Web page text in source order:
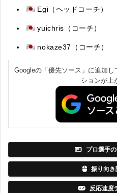
Egi（ヘッドコーチ）
yuichris（コーチ）
nokaze37（コーチ）
Googleの「優先ソース」に追加
ションが上
プロ選手
振り向き
反応速度